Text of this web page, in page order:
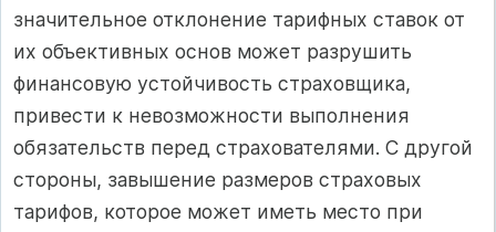
значительное отклонение тарифных ставок от
их объективных основ может разрушить
финансовую устойчивость страховщика,
привести к невозможности выполнения
обязательств перед страхователями. С другой
стороны, завышение размеров страховых
тарифов, которое может иметь место при